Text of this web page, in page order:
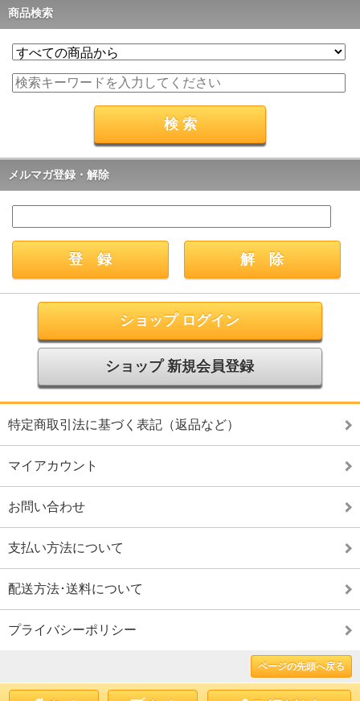
商品検索
メルマガ登録・解除
ショップ ログイン
ショップ 新規会員登録
特定商取引法に基づく表記（返品など）
マイアカウント
お問い合わせ
支払い方法について
配送方法･送料について
プライバシーポリシー
ページの先頭へ戻る